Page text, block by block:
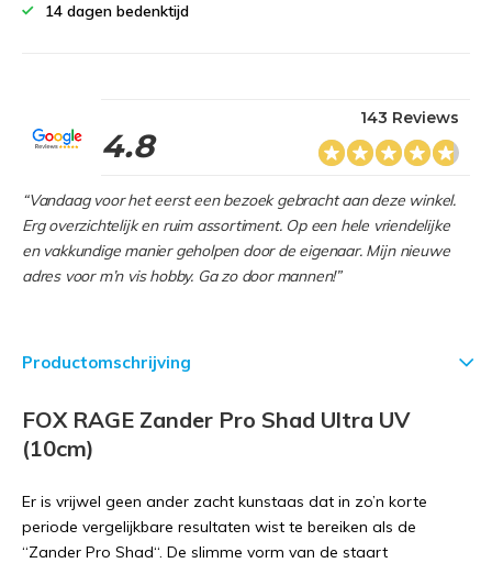
14 dagen bedenktijd
4.8
143 Reviews
“Vandaag voor het eerst een bezoek gebracht aan deze winkel.
Erg overzichtelijk en ruim assortiment. Op een hele vriendelijke
en vakkundige manier geholpen door de eigenaar. Mijn nieuwe
adres voor m’n vis hobby. Ga zo door mannen!”
Productomschrijving
FOX RAGE Zander Pro Shad Ultra UV
(10cm)
Er is vrijwel geen ander zacht kunstaas dat in zo’n korte
periode vergelijkbare resultaten wist te bereiken als de
“Zander Pro Shad“. De slimme vorm van de staart